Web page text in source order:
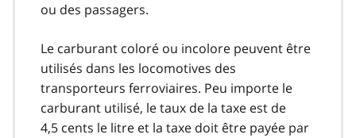
ou des passagers.
Le carburant coloré ou incolore peuvent être
utilisés dans les locomotives des
transporteurs ferroviaires. Peu importe le
carburant utilisé, le taux de la taxe est de
4,5 cents le litre et la taxe doit être payée par